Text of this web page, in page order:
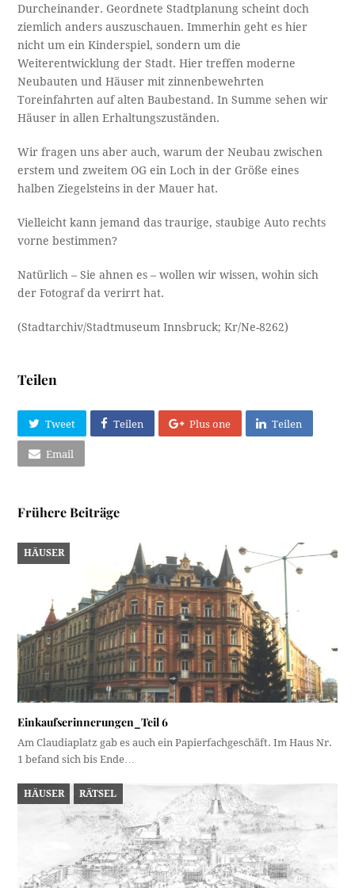
Durcheinander. Geordnete Stadtplanung scheint doch
ziemlich anders auszuschauen. Immerhin geht es hier
nicht um ein Kinderspiel, sondern um die
Weiterentwicklung der Stadt. Hier treffen moderne
Neubauten und Häuser mit zinnenbewehrten
Toreinfahrten auf alten Baubestand. In Summe sehen wir
Häuser in allen Erhaltungszuständen.
Wir fragen uns aber auch, warum der Neubau zwischen
erstem und zweitem OG ein Loch in der Größe eines
halben Ziegelsteins in der Mauer hat.
Vielleicht kann jemand das traurige, staubige Auto rechts
vorne bestimmen?
Natürlich – Sie ahnen es – wollen wir wissen, wohin sich
der Fotograf da verirrt hat.
(Stadtarchiv/Stadtmuseum Innsbruck; Kr/Ne-8262)
Teilen
Tweet Teilen Plus one Teilen
Email
Frühere Beiträge
HÄUSER
Einkaufserinnerungen_Teil 6
Am Claudiaplatz gab es auch ein Papierfachgeschäft. Im Haus Nr.
1 befand sich bis Ende…
HÄUSER RÄTSEL